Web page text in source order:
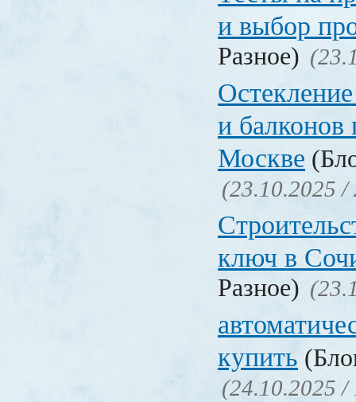
и выбор
Разное)
и
Москве
(23.10.2025 /
ключ в
Разное)
купить
(24.10.2025 /